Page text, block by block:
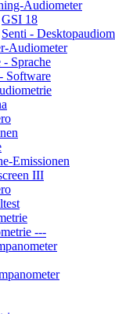
Audiometer
GSI 18
Senti -
Audiometer
Sprache
Software
Emissionen
III
---